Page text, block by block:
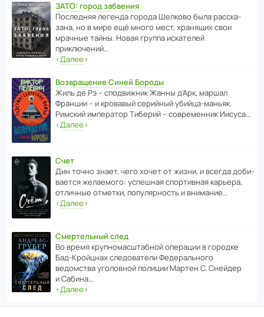
ЗАТО: город забвения
После­дняя легенда города Шелково была расска­
зана, но в мире ещё много мест, хранящих свои
мрачные тайны. Новая группа иска­телей
приключений…
‹Далее›
Возвращение Синей Бороды
Жиль де Рэ – спод­ви­жник Жанны д’Арк, маршал
Франции – и кровавый серийный убийца-маньяк.
Римский импе­ратор Тиберий – совре­менник Иисуса…
‹Далее›
Счет
Дин точно знает, чего хочет от жизни, и всегда доби­
ва­ется жела­е­мого: успе­шная спор­ти­вная карьера,
отли­чные отметки, попу­ля­р­ность и внимание…
‹Далее›
Смертельный след
Во время круп­но­мас­ш­та­бной операции в городке
Бад‑Крой­цнах следо­ва­тели Феде­раль­ного
ведомства уголо­вной полиции Мартен С. Снейдер
и Сабина…
‹Далее›